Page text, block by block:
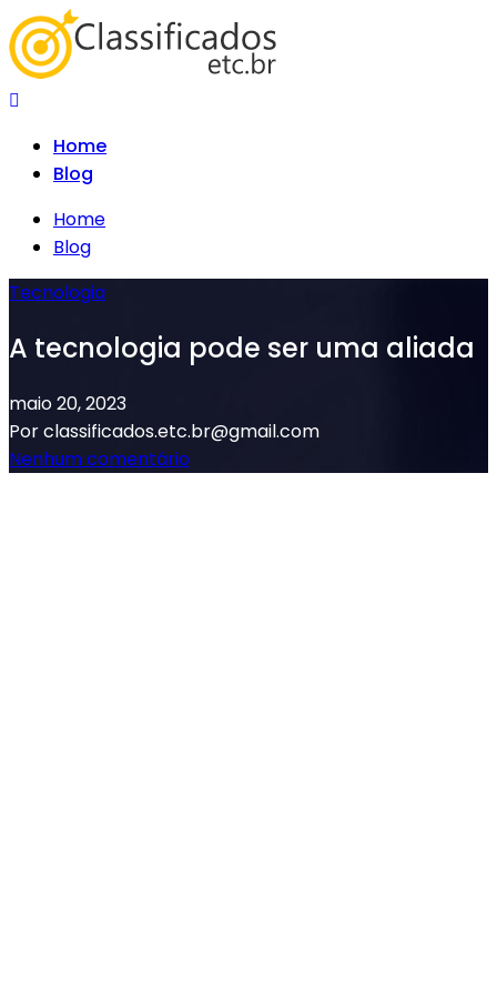
Skip
to
content
Home
Blog
Home
Blog
Tecnologia
A tecnologia pode ser uma aliada
maio 20, 2023
Por classificados.etc.br@gmail.com
Nenhum comentário